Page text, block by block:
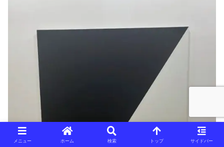
メニュー ホーム 検索 トップ サイドバー